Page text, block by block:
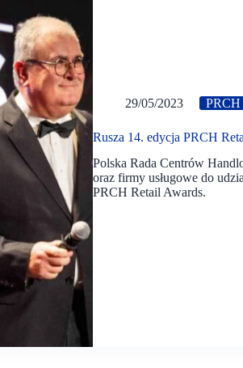
29/05/2023 PRCH
Rusza 14. edycja PRCH
Polska Rada Centrów
oraz firmy usługowe do
PRCH Retail Awards.